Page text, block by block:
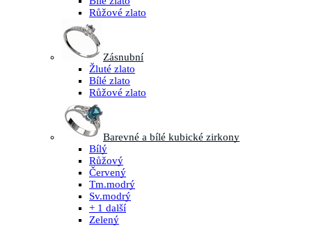
Růžové zlato
Zásnubní
Žluté zlato
Bílé zlato
Růžové zlato
Barevné a bílé kubické zirkony
Bílý
Růžový
Červený
Tm.modrý
Sv.modrý
+ 1 další
Zelený